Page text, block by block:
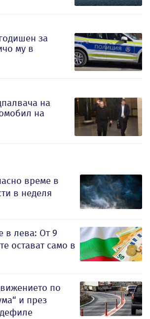
за
му в
на
на
време в
в неделя
в лева: От 9
остават само в
по
и през